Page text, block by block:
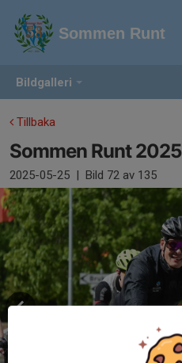
Bildgalleri
Sommen Runt
Tillbaka
Sommen Runt 2025
2025-05-25 | Bild 72 av 135